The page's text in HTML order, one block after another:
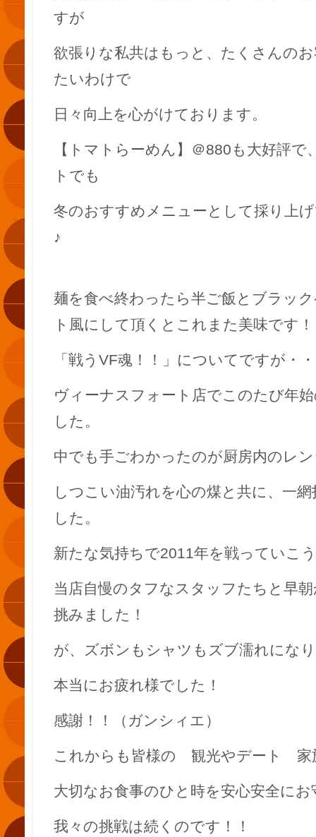
すが
欲張りな私共はもっと、たくさんの
たいわけで
日々向上を心がけております。
【トマトらーめん】＠880も大好評
トでも
冬のおすすめメニューとして採り上
♪
麺を食べ終わったら半ご飯とブラッ
ト風にして頂くとこれまた美味です！
「戦うVF魂！！」についてですが・
ヴィーナスフォート店でこのたび年
した。
中でも手ごわかったのが厨房内のレ
しつこい油汚れを心の煤と共に、一
した。
新たな気持ちで2011年を戦っていこ
当店自慢のタフなスタッフたちと早
挑みました！
が、ズボンもシャツもズブ濡れにな
本当にお疲れ様でした！
感謝！！（ガンシィエ）
これからも皆様の 観光やデート 家
大切なお食事のひと時を安心安全に
我々の挑戦は続くのです！！